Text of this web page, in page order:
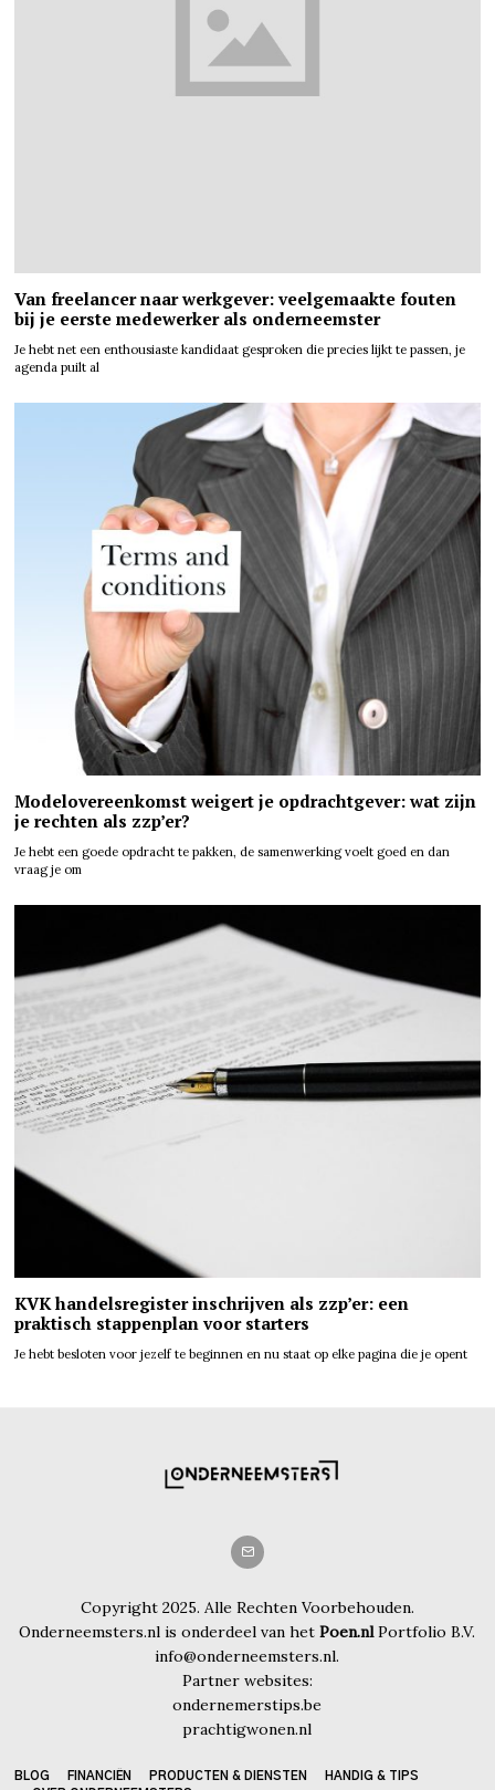
Van freelancer naar werkgever: veelgemaakte fouten
bij je eerste medewerker als onderneemster
Je hebt net een enthousiaste kandidaat gesproken die precies lijkt te passen, je
agenda puilt al
Modelovereenkomst weigert je opdrachtgever: wat zijn
je rechten als zzp’er?
Je hebt een goede opdracht te pakken, de samenwerking voelt goed en dan
vraag je om
KVK handelsregister inschrijven als zzp’er: een
praktisch stappenplan voor starters
Je hebt besloten voor jezelf te beginnen en nu staat op elke pagina die je opent
Copyright 2025. Alle Rechten Voorbehouden.
Onderneemsters.nl is onderdeel van hetPoen.nlPortfolio B.V.
info@onderneemsters.nl.
Partner websites:
ondernemerstips.be
prachtigwonen.nl
BLOG FINANCIËN PRODUCTEN & DIENSTEN
HANDIG & TIPS